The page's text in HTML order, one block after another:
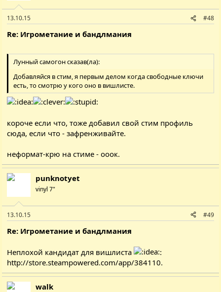
13.10.15 #48
Re: Игрометание и бандлмания
Лунный самогон сказав(ла):
Добавляйся в стим, я первым делом когда свободные ключи
есть, то смотрю у кого оно в вишлисте.
короче если что, тоже добавил свой стим профиль
сюда, если что - зафренживайте.
неформат-крю на стиме - ооок.
punknotyet
vinyl 7"
13.10.15 #49
Re: Игрометание и бандлмания
Неплохой кандидат для вишлиста
:
http://store.steampowered.com/app/384110.
walk